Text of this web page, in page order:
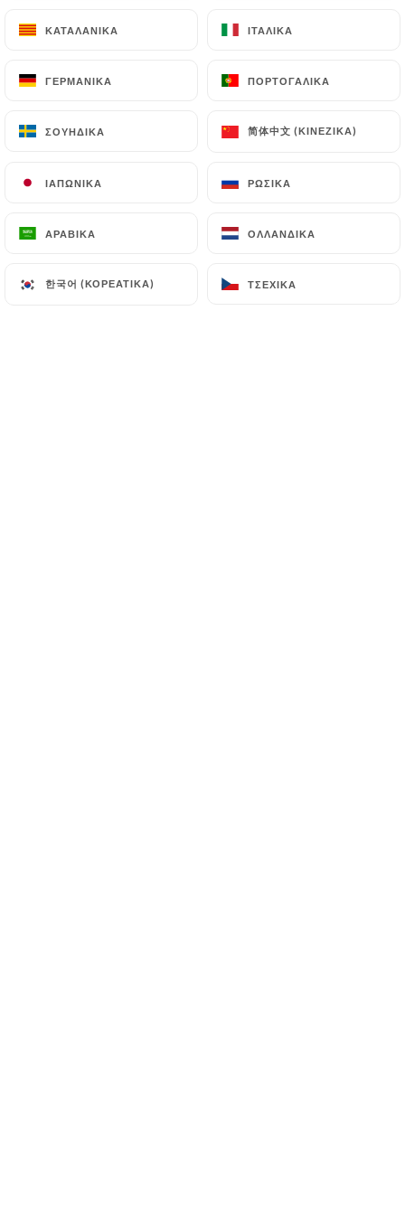
ΚΑΤΑΛΑΝΙΚΆ ΙΤΑΛΙΚΆ
ΓΕΡΜΑΝΙΚΆ ΠΟΡΤΟΓΑΛΙΚΆ
ΣΟΥΗΔΙΚΆ 简体中文 (ΚΙΝΈΖΙΚΑ)
ΙΑΠΩΝΙΚΆ ΡΩΣΙΚΆ
ΑΡΑΒΙΚΆ ΟΛΛΑΝΔΙΚΆ
한국어 (ΚΟΡΕΆΤΙΚΑ) ΤΣΈΧΙΚΑ
ΚΑΤΑΛΑΝΙΚΆ ΙΤΑΛΙΚΆ
ΓΕΡΜΑΝΙΚΆ ΠΟΡΤΟΓΑΛΙΚΆ
ΣΟΥΗΔΙΚΆ 简体中文 (ΚΙΝΈΖΙΚΑ)
ΙΑΠΩΝΙΚΆ ΡΩΣΙΚΆ
ΑΡΑΒΙΚΆ ΟΛΛΑΝΔΙΚΆ
한국어 (ΚΟΡΕΆΤΙΚΑ) ΤΣΈΧΙΚΑ